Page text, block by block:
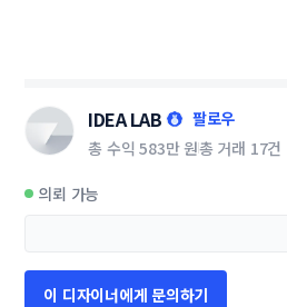
IDEA LAB
팔로우
총 수익 583만 원총 거래 17건
의뢰 가능
이 디자이너에게 문의하기